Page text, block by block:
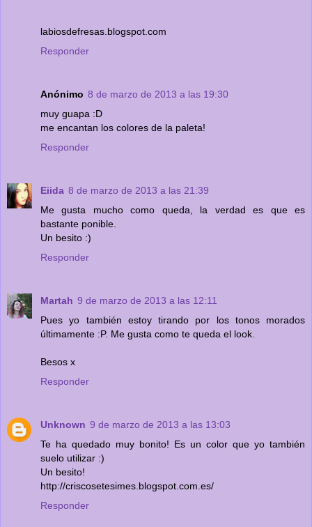
labiosdefresas.blogspot.com
Responder
Anónimo 8 de marzo de 2013 a las 19:30
muy guapa :D
me encantan los colores de la paleta!
Responder
Eiida 8 de marzo de 2013 a las 21:39
Me gusta mucho como queda, la verdad es que es
bastante ponible.
Un besito :)
Responder
Martah 9 de marzo de 2013 a las 12:11
Pues yo también estoy tirando por los tonos morados
últimamente :P. Me gusta como te queda el look.
Besos x
Responder
Unknown 9 de marzo de 2013 a las 13:03
Te ha quedado muy bonito! Es un color que yo también
suelo utilizar :)
Un besito!
http://criscosetesimes.blogspot.com.es/
Responder